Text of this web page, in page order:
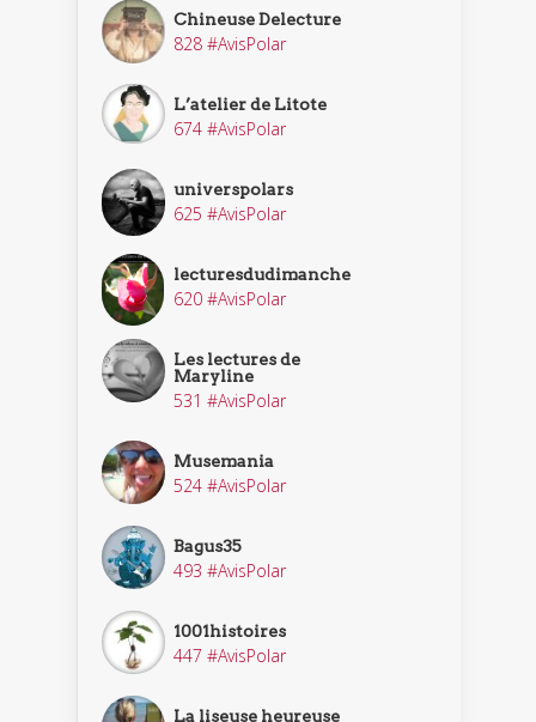
Chineuse Delecture
828 #AvisPolar
L’atelier de Litote
674 #AvisPolar
universpolars
625 #AvisPolar
lecturesdudimanche
620 #AvisPolar
Les lectures de
Maryline
531 #AvisPolar
Musemania
524 #AvisPolar
Bagus35
493 #AvisPolar
1001histoires
447 #AvisPolar
La liseuse heureuse